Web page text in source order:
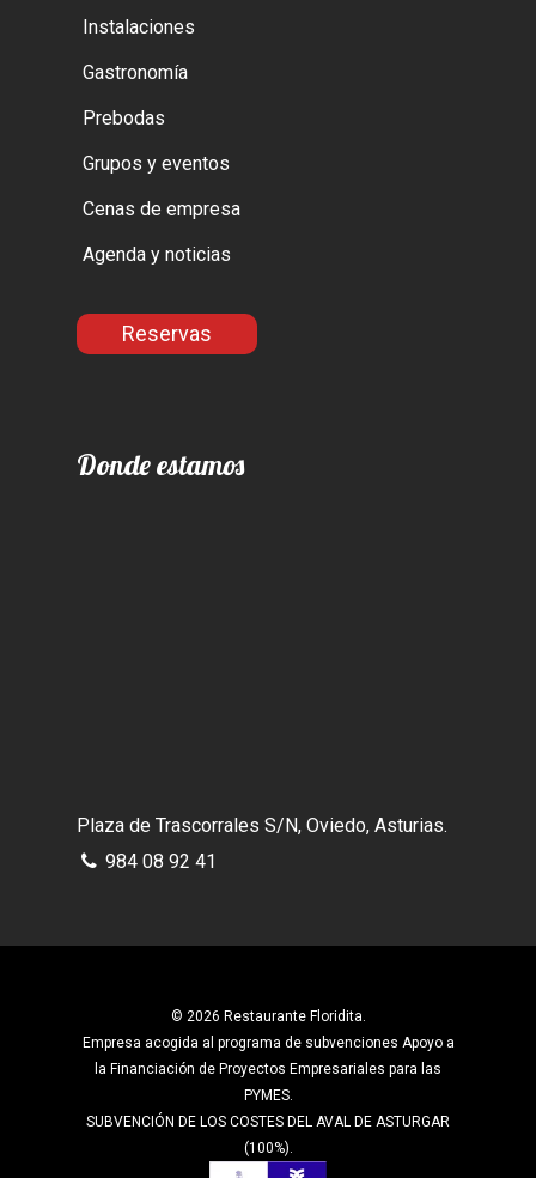
Instalaciones
Gastronomía
Prebodas
Grupos y eventos
Cenas de empresa
Agenda y noticias
Reservas
Donde estamos
Plaza de Trascorrales S/N, Oviedo, Asturias.
984 08 92 41
© 2026 Restaurante Floridita.
Empresa acogida al programa de subvenciones Apoyo a
la Financiación de Proyectos Empresariales para las
PYMES.
SUBVENCIÓN DE LOS COSTES DEL AVAL DE ASTURGAR
(100%).